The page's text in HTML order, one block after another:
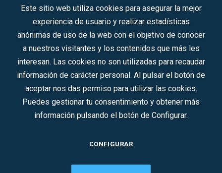
Contacto
Sociedad Mercantil Estatal para la Gestión de la Innovación y las
Inscrita en el R.M. de Madrid, T, 12593, Se. 8, F. 129, H. 201.307.
C.I.F.: A-81/874.984
Síguenos en redes sociales:
CONTACTO
Este sitio web utiliza cookies para asegurar la mejor
experiencia de usuario y realizar estadísticas
anónimas de uso de la web con el objetivo de conocer
a nuestros visitantes y los contenidos que más les
interesan. Las cookies no son utilizadas para recaudar
información de carácter personal. Al pulsar el botón de
aceptar nos das permiso para utilizar las cookies.
Puedes gestionar tu consentimiento y obtener más
información pulsando el botón de Configurar.
CONFIGURAR